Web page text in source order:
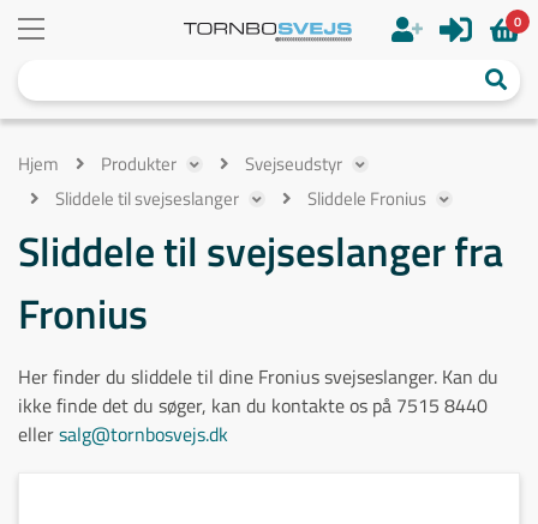
0
Hjem Produkter
Svejseudstyr
Sliddele til svejseslanger
Sliddele Fronius
Sliddele til svejseslanger fra
Fronius
Her finder du sliddele til dine Fronius svejseslanger. Kan du
ikke finde det du søger, kan du kontakte os på 7515 8440
ellersalg@tornbosvejs.dk